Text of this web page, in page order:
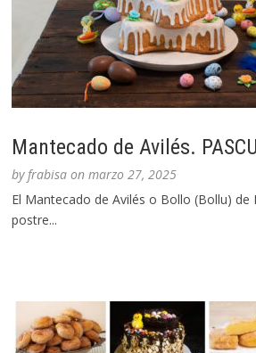
Mantecado de Avilés.
byfrabisa onmarzo 27, 2025
El Mantecado de Avilés o Bollo (Bollu) de
postre...